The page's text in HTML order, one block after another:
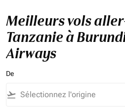
Meilleurs vols
Tanzanie à
Airways
De
flight_takeoff